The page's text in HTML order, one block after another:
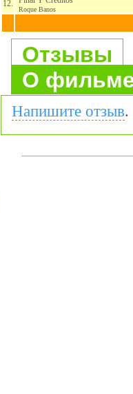
12.
Roque Banos
Отзывы
О
Напишите отзыв.